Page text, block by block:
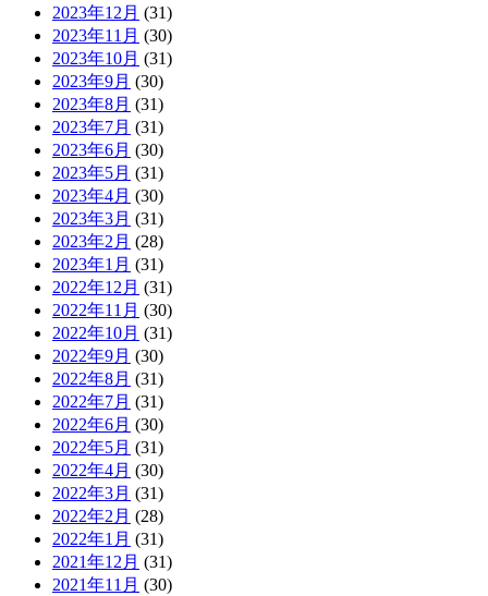
2023年12月 (31)
2023年11月 (30)
2023年10月 (31)
2023年9月 (30)
2023年8月 (31)
2023年7月 (31)
2023年6月 (30)
2023年5月 (31)
2023年4月 (30)
2023年3月 (31)
2023年2月 (28)
2023年1月 (31)
2022年12月 (31)
2022年11月 (30)
2022年10月 (31)
2022年9月 (30)
2022年8月 (31)
2022年7月 (31)
2022年6月 (30)
2022年5月 (31)
2022年4月 (30)
2022年3月 (31)
2022年2月 (28)
2022年1月 (31)
2021年12月 (31)
2021年11月 (30)